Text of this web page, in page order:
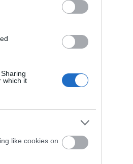
which it
like cookies on
Η Κύμη στο
επίκεντρο της
έναρξη!
Τι είναι οι
γανωματήδες και
Εύβοιας;
07.08.2026 | 10:30